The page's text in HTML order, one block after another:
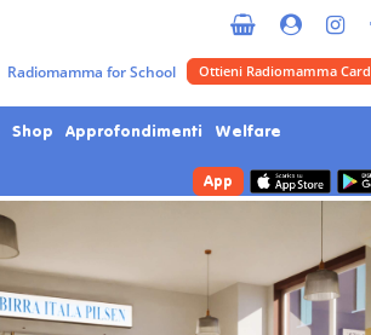
Radiomamma for School Ottieni Radiomamma Card
Shop Approfondimenti Welfare
App
di Milano